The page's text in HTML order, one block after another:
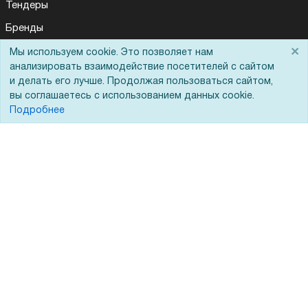
Тендеры
Бренды
ЭДО
Помощь
Мы используем cookie. Это позволяет нам
анализировать взаимодействие посетителей с сайтом
и делать его лучше. Продолжая пользоваться сайтом,
вы соглашаетесь с использованием данных cookie.
Подробнее
×